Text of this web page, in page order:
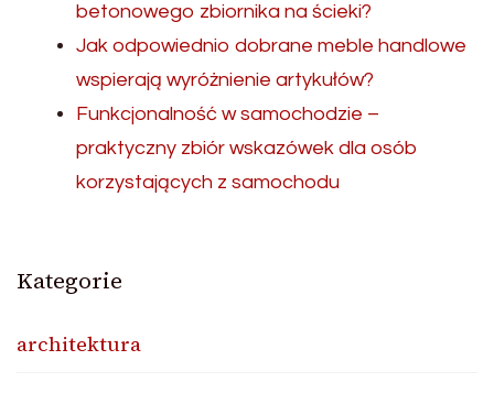
betonowego zbiornika na ścieki?
Jak odpowiednio dobrane meble handlowe
wspierają wyróżnienie artykułów?
Funkcjonalność w samochodzie –
praktyczny zbiór wskazówek dla osób
korzystających z samochodu
Kategorie
architektura